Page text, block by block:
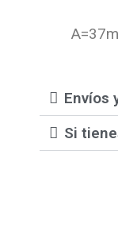
Envíos
Si